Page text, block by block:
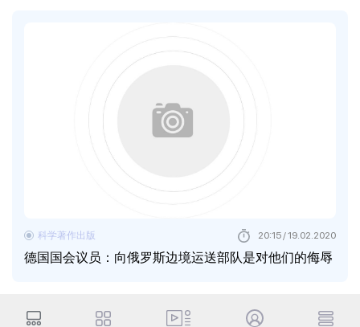
德国国会议员：向俄罗斯边境运送部队是对他们的侮辱
科学著作出版 20:15 / 19.02.2020